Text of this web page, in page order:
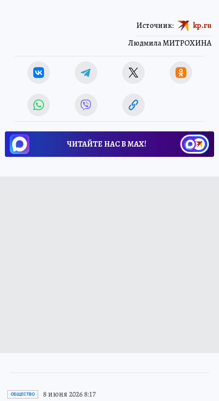
Людмила МИТРОХИНА
Источник: kp.ru
ЧИТАЙТЕ НАС В МАХ!
ОБЩЕСТВО 8 июня 2026 8:17